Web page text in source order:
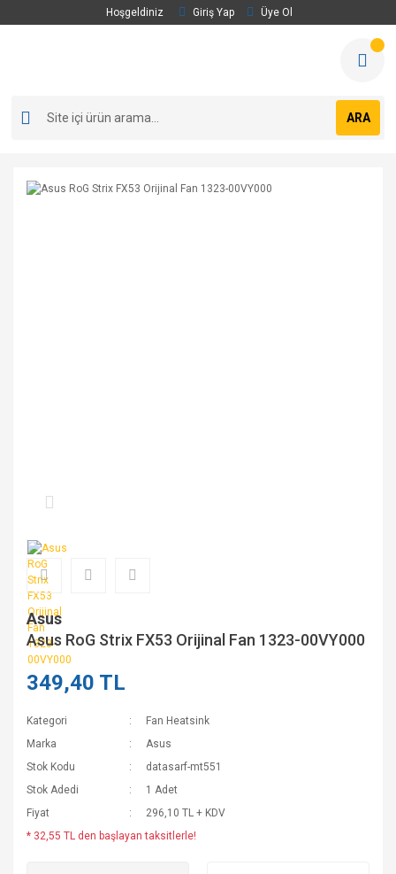
Hoşgeldiniz Giriş Yap Üye Ol
ARA
Asus
Asus RoG Strix FX53 Orijinal Fan 1323-00VY000
349,40 TL
Kategori
Fan Heatsink
Marka
Asus
Stok Kodu
datasarf-mt551
Stok Adedi
1 Adet
Fiyat
296,10 TL + KDV
* 32,55 TL den başlayan taksitlerle!